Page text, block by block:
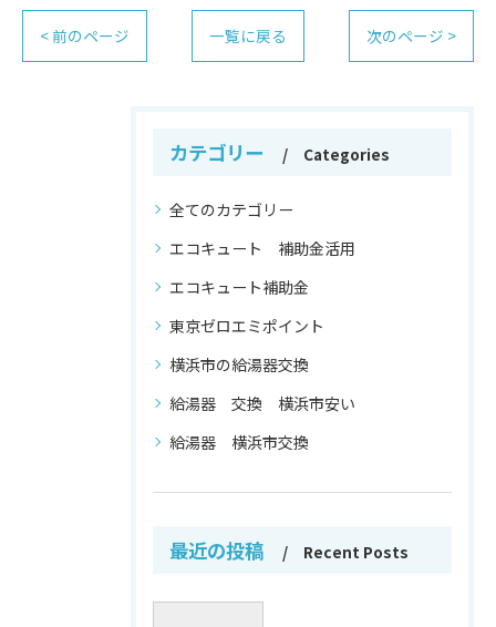
< 前のページ 一覧に戻る 次のページ >
カテゴリー Categories
全てのカテゴリー
エコキュート 補助金活用
エコキュート補助金
東京ゼロエミポイント
横浜市の給湯器交換
給湯器 交換 横浜市安い
給湯器 横浜市交換
最近の投稿 Recent Posts